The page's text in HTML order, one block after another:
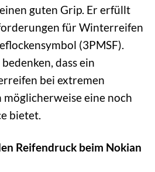
guten Grip. Er erfüllt
für Winterreifen
(3PMSF).
dass ein
bei extremen
eine noch
bietet.
Reifendruck beim Nokian